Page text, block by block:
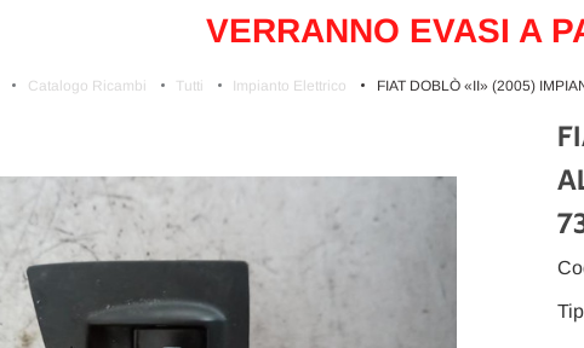
VERRANNO EVASI A
Catalogo Ricambi Tutti Impianto Elettrico FIAT DOBLÒ «II» (2005)